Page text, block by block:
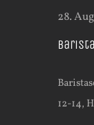
28.
12-14,